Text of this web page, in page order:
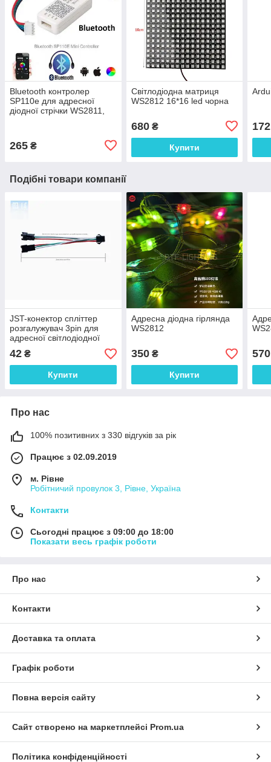
Bluetooth контролер
SP110e для адресної
діодної стрічки WS2811,
265 ₴
Світлодіодна матриця
WS2812 16*16 led чорна
680₴
Купити
172
Подібні товари компанії
JST-конектор спліттер
розгалужувач 3pin для
адресної світлодіодної
стрічки WS2811, WS2812b,
WS2813
42 ₴
Купити
Адресна діодна гірлянда
WS2812
350₴
Купити
570
Про нас
100% позитивних з 330 відгуків за рік
Працює з 02.09.2019
м. Рівне
Робітничий провулок 3, Рівне, Україна
Контакти
Сьогодні працює з 09:00 до 18:00
Показати весь графік роботи
Про нас
Контакти
Доставка та оплата
Графік роботи
Повна версія сайту
Сайт створено на маркетплейсі Prom.ua
Політика конфіденційності